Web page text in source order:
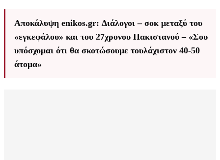
Αποκάλυψη enikos.gr: Διάλογοι – σοκ μεταξύ του
«εγκεφάλου» και του 27χρονου Πακιστανού – «Σου
υπόσχομαι ότι θα σκοτώσουμε τουλάχιστον 40-50
άτομα»